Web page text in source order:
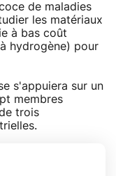
de maladies
les matériaux
à bas coût
hydrogène) pour
s'appuiera sur un
membres
trois